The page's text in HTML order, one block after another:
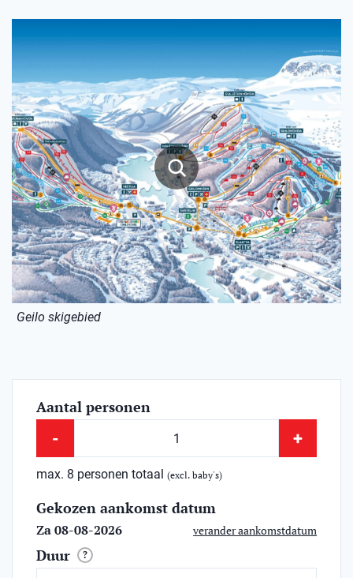
Geilo skigebied
Aantal personen
- +
max. 8 personen totaal (excl. baby's)
Gekozen aankomst datum
Za 08-08-2026 verander aankomstdatum
Duur ?